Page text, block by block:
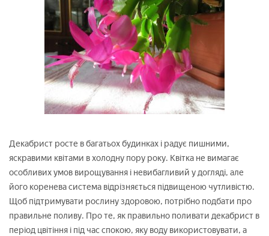
Декабрист росте в багатьох будинках і радує пишними,
яскравими квітами в холодну пору року. Квітка не вимагає
особливих умов вирощування і невибагливий у догляді, але
його коренева система відрізняється підвищеною чутливістю.
Щоб підтримувати рослину здоровою, потрібно подбати про
правильне поливу. Про те, як правильно поливати декабрист в
період цвітіння і під час спокою, яку воду використовувати, а